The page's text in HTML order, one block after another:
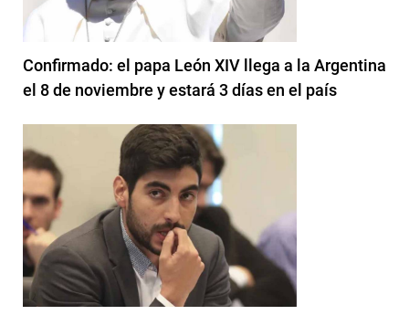
Confirmado: el papa León XIV llega a la Argentina
el 8 de noviembre y estará 3 días en el país